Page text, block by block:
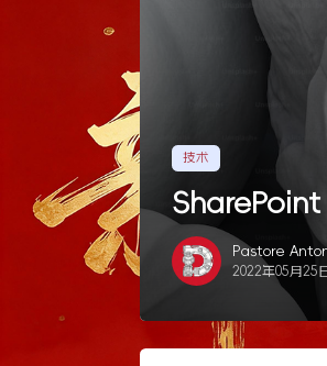
技术
SharePoint
Pastore
2022年05月25